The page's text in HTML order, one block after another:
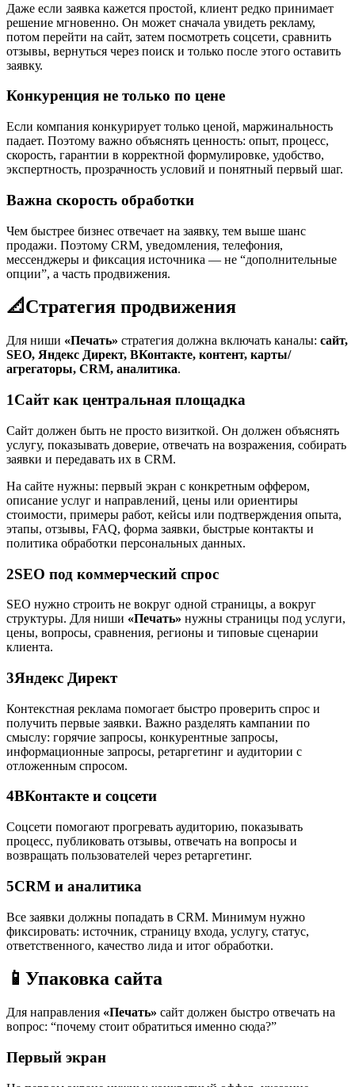
Даже если заявка кажется простой, клиент редко принимает
решение мгновенно. Он может сначала увидеть рекламу,
потом перейти на сайт, затем посмотреть соцсети, сравнить
отзывы, вернуться через поиск и только после этого оставить
заявку.
Конкуренция не только по цене
Если компания конкурирует только ценой, маржинальность
падает. Поэтому важно объяснять ценность: опыт, процесс,
скорость, гарантии в корректной формулировке, удобство,
экспертность, прозрачность условий и понятный первый шаг.
Важна скорость обработки
Чем быстрее бизнес отвечает на заявку, тем выше шанс
продажи. Поэтому CRM, уведомления, телефония,
мессенджеры и фиксация источника — не “дополнительные
опции”, а часть продвижения.
📐Стратегия продвижения
Для ниши «Печать» стратегия должна включать каналы: сайт,
SEO, Яндекс Директ, ВКонтакте, контент, карты/
агрегаторы, CRM, аналитика.
1Сайт как центральная площадка
Сайт должен быть не просто визиткой. Он должен объяснять
услугу, показывать доверие, отвечать на возражения, собирать
заявки и передавать их в CRM.
На сайте нужны: первый экран с конкретным оффером,
описание услуг и направлений, цены или ориентиры
стоимости, примеры работ, кейсы или подтверждения опыта,
этапы, отзывы, FAQ, форма заявки, быстрые контакты и
политика обработки персональных данных.
2SEO под коммерческий спрос
SEO нужно строить не вокруг одной страницы, а вокруг
структуры. Для ниши «Печать» нужны страницы под услуги,
цены, вопросы, сравнения, регионы и типовые сценарии
клиента.
3Яндекс Директ
Контекстная реклама помогает быстро проверить спрос и
получить первые заявки. Важно разделять кампании по
смыслу: горячие запросы, конкурентные запросы,
информационные запросы, ретаргетинг и аудитории с
отложенным спросом.
4ВКонтакте и соцсети
Соцсети помогают прогревать аудиторию, показывать
процесс, публиковать отзывы, отвечать на вопросы и
возвращать пользователей через ретаргетинг.
5CRM и аналитика
Все заявки должны попадать в CRM. Минимум нужно
фиксировать: источник, страницу входа, услугу, статус,
ответственного, качество лида и итог обработки.
📱 Упаковка сайта
Для направления «Печать» сайт должен быстро отвечать на
вопрос: “почему стоит обратиться именно сюда?”
Первый экран